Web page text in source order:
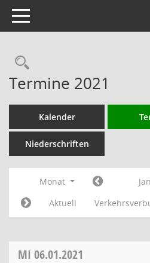
Toggle navigation
Rechercheauswahl
Termine 2021
Kalender
Niederschriften
Monat
Aktuell
MI 06.01.2021